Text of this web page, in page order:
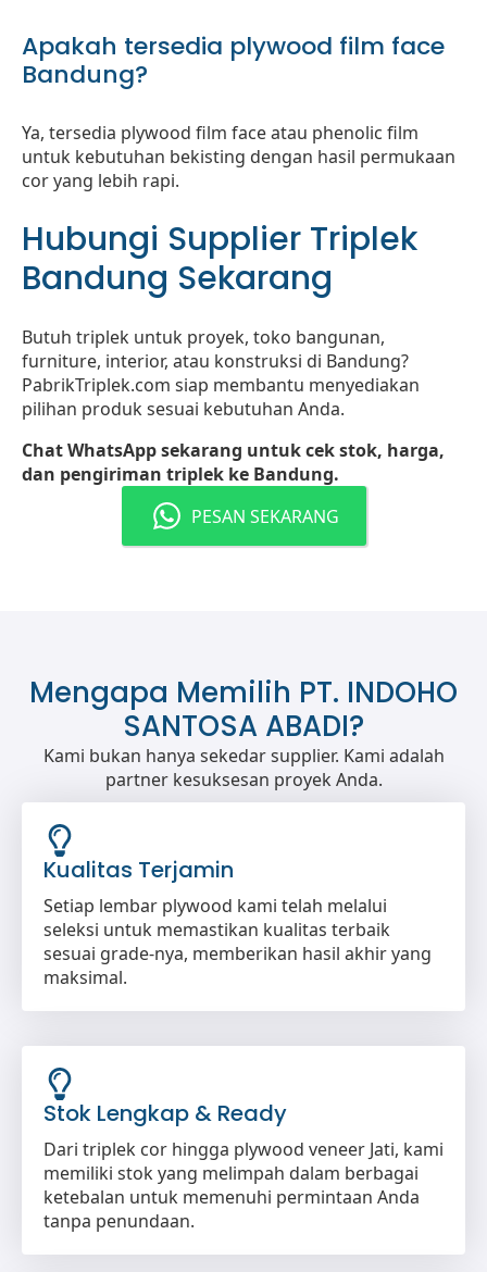
Apakah tersedia plywood film face
Bandung?
Ya, tersedia plywood film face atau phenolic film
untuk kebutuhan bekisting dengan hasil permukaan
cor yang lebih rapi.
Hubungi Supplier Triplek
Bandung Sekarang
Butuh triplek untuk proyek, toko bangunan,
furniture, interior, atau konstruksi di Bandung?
PabrikTriplek.com siap membantu menyediakan
pilihan produk sesuai kebutuhan Anda.
Chat WhatsApp sekarang untuk cek stok, harga,
dan pengiriman triplek ke Bandung.
PESAN SEKARANG
Mengapa Memilih PT. INDOHO
SANTOSA ABADI?
Kami bukan hanya sekedar supplier. Kami adalah
partner kesuksesan proyek Anda.
Kualitas Terjamin
Setiap lembar plywood kami telah melalui
seleksi untuk memastikan kualitas terbaik
sesuai grade-nya, memberikan hasil akhir yang
maksimal.
Stok Lengkap & Ready
Dari triplek cor hingga plywood veneer Jati, kami
memiliki stok yang melimpah dalam berbagai
ketebalan untuk memenuhi permintaan Anda
tanpa penundaan.